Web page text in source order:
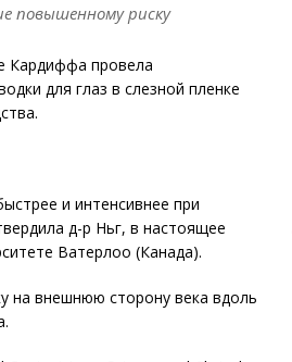
повышенному риску
Кардиффа провела
для глаз в слезной пленке
и интенсивнее при
д-р Ньг, в настоящее
Ватерлоо (Канада).
на внешнюю сторону века вдоль